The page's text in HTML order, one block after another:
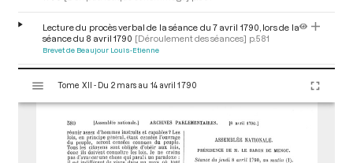
Lecture du procès verbal de la séance du 7 avril 1790, lors de la
séance du 8 avril 1790 [Déroulement des séances] p.581
Brevet de Beaujour Louis-Etienne
désormais que les conclusions, lors de la séance du 8 avril
1790 [Déroulement des séances] p.581
Décret relatif à l'augmentation du solde des militaires, lors de
la séance du 8 avril 1790 [Décret]
Vaudreuil Louis Philippe de Rigaud, marquis de
s
Tome XII - Du 2 mars au 14 avril 1790